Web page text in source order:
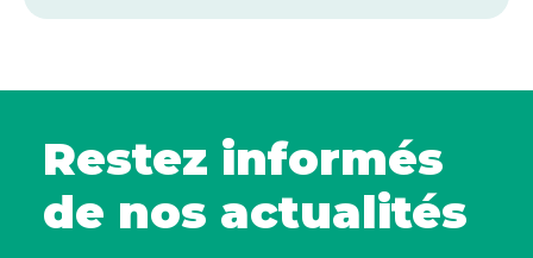
Restez informés
de nos actualités